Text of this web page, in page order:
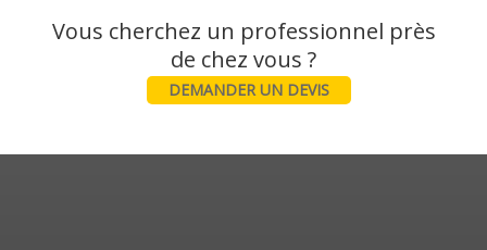
Vous cherchez un professionnel près
DEMANDER UN DEVIS